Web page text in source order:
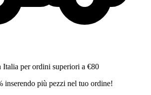
Italia per ordini superiori a €80
inserendo più pezzi nel tuo ordine!